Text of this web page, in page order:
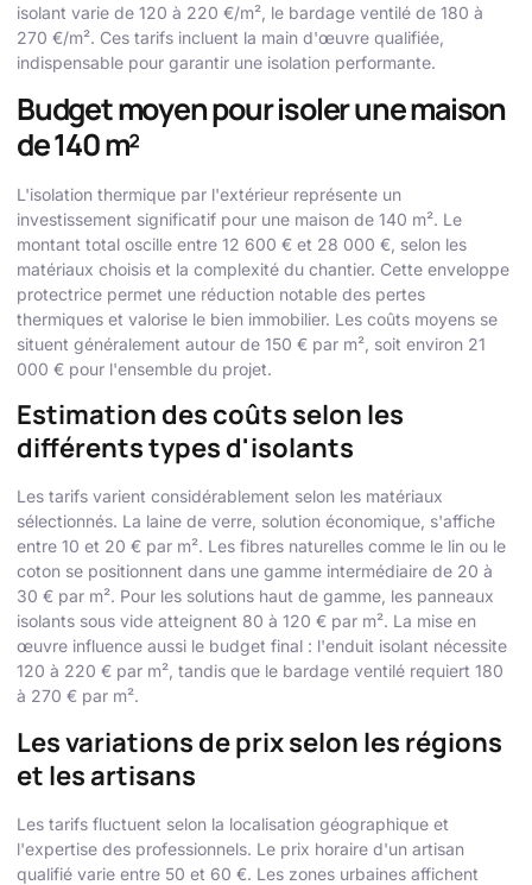
isolant varie de 120 à 220 €/m², le bardage ventilé de 180 à
270 €/m². Ces tarifs incluent la main d'œuvre qualifiée,
indispensable pour garantir une isolation performante.
Budget moyen pour isoler une maison
de 140 m²
L'isolation thermique par l'extérieur représente un
investissement significatif pour une maison de 140 m². Le
montant total oscille entre 12 600 € et 28 000 €, selon les
matériaux choisis et la complexité du chantier. Cette enveloppe
protectrice permet une réduction notable des pertes
thermiques et valorise le bien immobilier. Les coûts moyens se
situent généralement autour de 150 € par m², soit environ 21
000 € pour l'ensemble du projet.
Estimation des coûts selon les
différents types d'isolants
Les tarifs varient considérablement selon les matériaux
sélectionnés. La laine de verre, solution économique, s'affiche
entre 10 et 20 € par m². Les fibres naturelles comme le lin ou le
coton se positionnent dans une gamme intermédiaire de 20 à
30 € par m². Pour les solutions haut de gamme, les panneaux
isolants sous vide atteignent 80 à 120 € par m². La mise en
œuvre influence aussi le budget final : l'enduit isolant nécessite
120 à 220 € par m², tandis que le bardage ventilé requiert 180
à 270 € par m².
Les variations de prix selon les régions
et les artisans
Les tarifs fluctuent selon la localisation géographique et
l'expertise des professionnels. Le prix horaire d'un artisan
qualifié varie entre 50 et 60 €. Les zones urbaines affichent